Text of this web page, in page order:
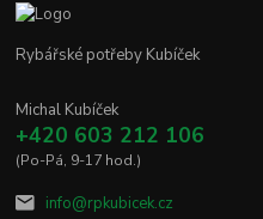
Rybářské potřeby Kubíček
Michal Kubíček
+420 603 212 106
(Po-Pá, 9-17 hod.)
info@rpkubicek.cz